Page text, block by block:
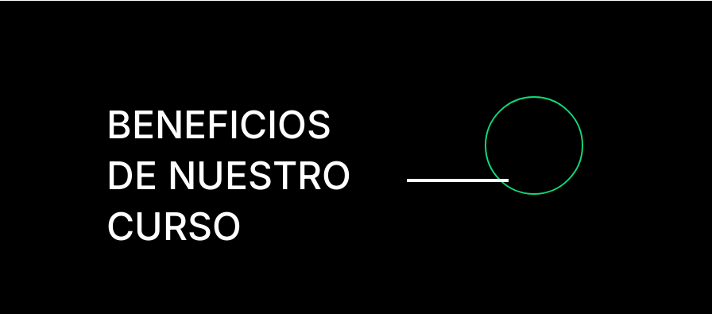
BENEFICIOS
DE NUESTRO
CURSO